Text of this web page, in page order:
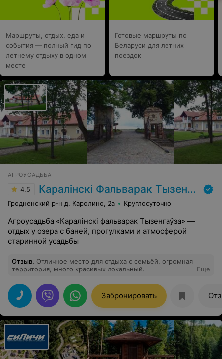
Маршруты, отдых, еда и
события — полный гид по
летнему отдыху в одном
месте
Готовые маршруты по
Беларуси для летних
поездок
АГРОУСАДЬБА
4.5 Каралінскі Фальварак Тызенгаўза
Гродненский р-н д. Каролино, 2а Круглосуточно
Агроусадьба «Каралінскі фальварак Тызенгаўза» —
отдых у озера с баней, прогулками и атмосферой
старинной усадьбы
Отзыв. Отличное место для отдыха с семьёй, огромная
территория, много красивых локальный.
Еще
Забронировать